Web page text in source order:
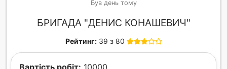
Був день тому
БРИГАДА "ДЕНИС КОНАШЕВИЧ"
Рейтинг: 39 з 80